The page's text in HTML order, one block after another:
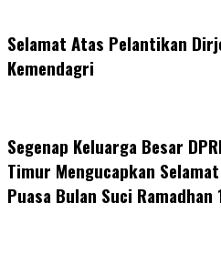
Selamat Atas Pelantikan
Kemendagri
Segenap Keluarga Besar
Timur Mengucapkan
Puasa Bulan Suci Ramadhan